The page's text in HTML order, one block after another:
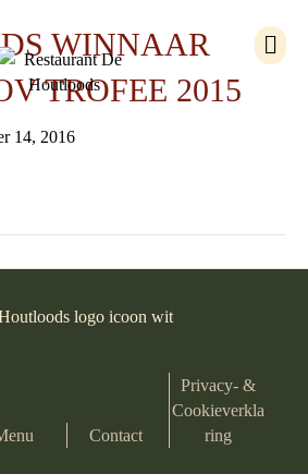
M
e
WINNAAR
TROFEE 2015
14, 2016
Contact
Privacy- &
Cookieverkla
ring